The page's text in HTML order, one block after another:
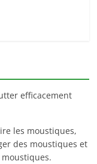
efficacement
les moustiques,
des moustiques et